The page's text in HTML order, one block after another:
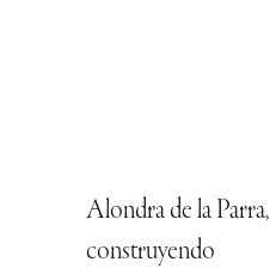
Alondra de la Parra,
construyendo